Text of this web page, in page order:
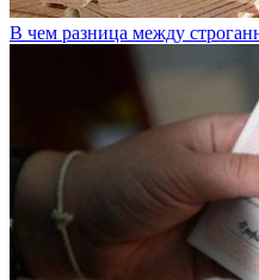
В чем разница между